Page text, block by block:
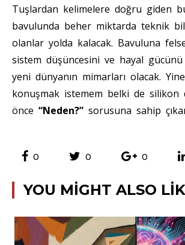
Tuşlardan kelimelere doğru giden
bavulunda beher miktarda teknik
olanlar yolda kalacak. Bavuluna
sistem düşüncesini ve hayal
yeni dünyanın mimarları olacak.
konuşmak istemem belki de silikon
önce “Neden?” sorusuna sahip
0 0 0
YOU MIGHT ALSO